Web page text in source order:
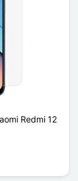
Redmi 12